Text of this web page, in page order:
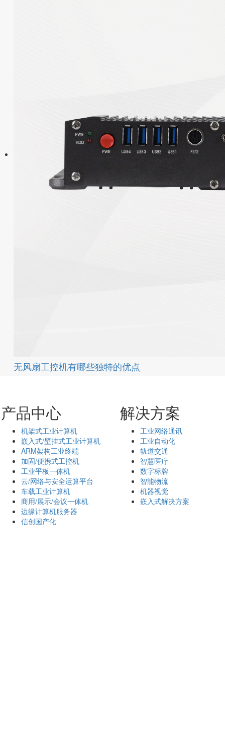
无风扇工控机有哪些独特的优点
产品中心
机架式工业计算机
嵌入式/壁挂式工业计算机
ARM架构工业终端
加固/便携式工控机
工业平板一体机
云/网络与安全运算平台
车载工业计算机
商用/展示/会议一体机
边缘计算机服务器
信创国产化
解决方案
工业网络通讯
工业自动化
轨道交通
智慧医疗
数字标牌
智能物流
机器视觉
嵌入式解决方案